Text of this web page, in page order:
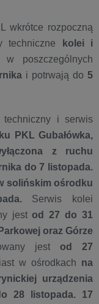
wkrótce rozpoczną
techniczne kolei i
poszczególnych
i potrwają do 5
i serwis
PKL Gubałówka,
z ruchu
do 7 listopada.
solińskim ośrodku
Serwis kolei
jestod 27 do 31
oraz Górze
jest od 27
w ośrodkach na
urządzenia
28 listopada. 17